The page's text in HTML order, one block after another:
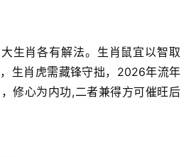
生肖各有解法。生肖鼠宜以智取
生肖虎需藏锋守拙，2026年流年
修心为内功,二者兼得方可催旺后